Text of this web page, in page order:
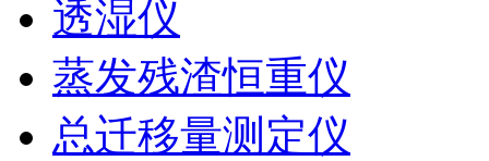
透湿仪
蒸发残渣恒重仪
总迁移量测定仪